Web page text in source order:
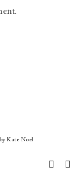
Kate Noel
facebook